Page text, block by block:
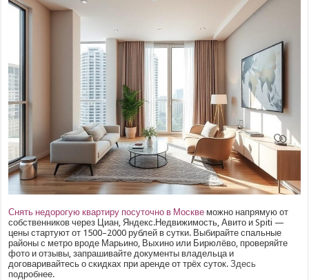
Снять недорогую квартиру посуточно в Москве можно напрямую от
собственников через Циан, Яндекс.Недвижимость, Авито и Spiti —
цены стартуют от 1500–2000 рублей в сутки. Выбирайте спальные
районы с метро вроде Марьино, Выхино или Бирюлёво, проверяйте
фото и отзывы, запрашивайте документы владельца и
договаривайтесь о скидках при аренде от трёх суток.Здесь
подробнее.